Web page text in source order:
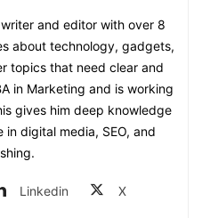
and editor with over 8
about technology, gadgets,
topics that need clear and
in Marketing and is working
gives him deep knowledge
digital media, SEO, and
Linkedin X